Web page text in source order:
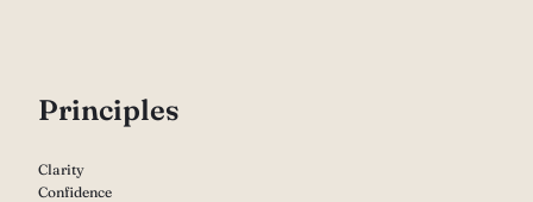
Principles
Clarity
Confidence